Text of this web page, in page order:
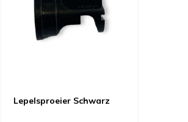
Lepelsproeier Schwarz